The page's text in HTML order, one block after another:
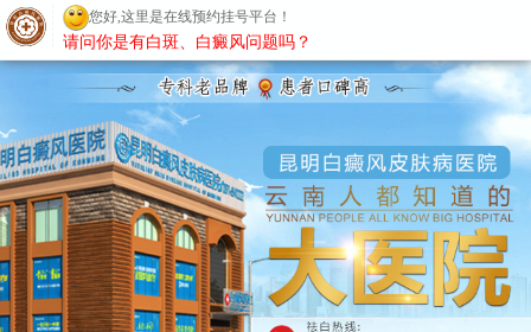
昆明白癜风医院
您好,这里是在线预约挂号平台！
请问你是有白斑、白癜风问题吗？